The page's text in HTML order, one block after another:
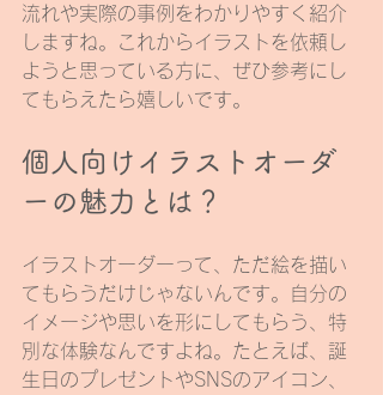
流れや実際の事例をわかりやすく紹介
しますね。これからイラストを依頼し
ようと思っている方に、ぜひ参考にし
てもらえたら嬉しいです。
個人向けイラストオーダ
ーの魅力とは？
イラストオーダーって、ただ絵を描い
てもらうだけじゃないんです。自分の
イメージや思いを形にしてもらう、特
別な体験なんですよね。たとえば、誕
生日のプレゼントやSNSのアイコン、